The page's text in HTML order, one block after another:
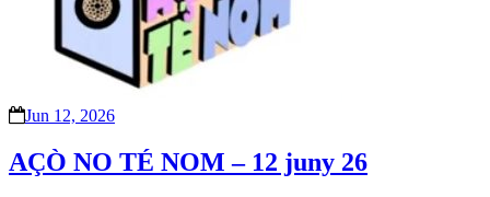
Jun 12, 2026
AÇÒ NO TÉ NOM – 12 juny 26